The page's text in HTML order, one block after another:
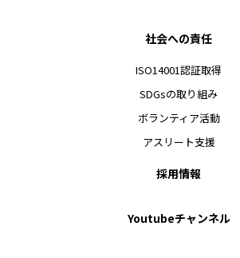
社会への責任
ISO14001認証取得
SDGsの取り組み
ボランティア活動
アスリート支援
採用情報
Youtubeチャンネル